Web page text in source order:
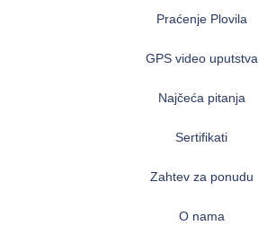
Praćenje Plovila
GPS video uputstva
Najčeća pitanja
Sertifikati
Zahtev za ponudu
O nama